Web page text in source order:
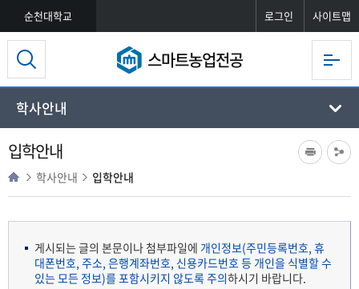
순천대학교 로그인 사이트맵
스마트농업전공
학사안내
입학안내
학사안내 입학안내
게시되는 글의 본문이나 첨부파일에 개인정보(주민등록번호, 휴
대폰번호, 주소, 은행계좌번호, 신용카드번호 등 개인을 식별할 수
있는 모든 정보)를 포함시키지 않도록 주의하시기 바랍니다.